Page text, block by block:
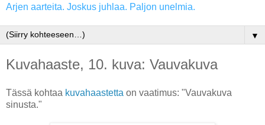
Arjen aarteita. Joskus juhlaa. Paljon unelmia.
▼
Kuvahaaste, 10. kuva: Vauvakuva
Tässä kohtaa kuvahaastetta on vaatimus: "Vauvakuva
sinusta."